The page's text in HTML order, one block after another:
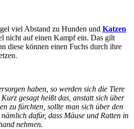
viel Abstand zu Hunden und Katzen
nicht auf einen Kampf ein. Das gilt
diese können einen Fuchs durch ihre
haben, so werden sich die Tiere
gesagt heißt das, anstatt sich über
zu fürchten, sollte man sich über den
dafür, dass Mäuse und Ratten in
nehmen.